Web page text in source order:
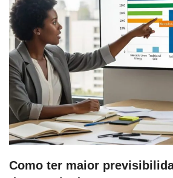
Como ter maior